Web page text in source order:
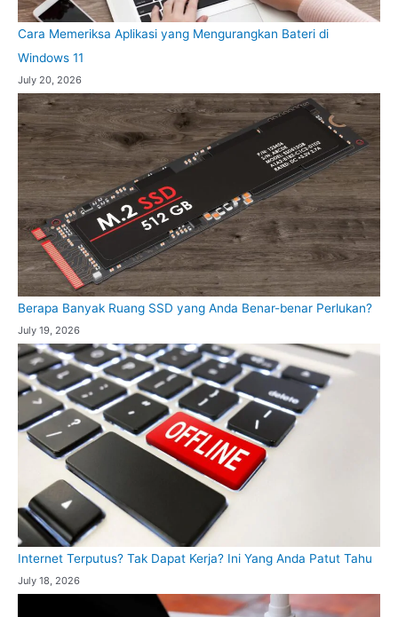
Cara Memeriksa Aplikasi yang Mengurangkan Bateri di
Windows 11
July 20, 2026
Berapa Banyak Ruang SSD yang Anda Benar-benar Perlukan?
July 19, 2026
Internet Terputus? Tak Dapat Kerja? Ini Yang Anda Patut Tahu
July 18, 2026